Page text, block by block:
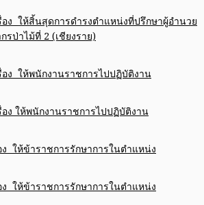
อง ให้สิ้นสุดการดำรงตำแหน่งที่ปรึกษาผู้อำนวย
รป่าไม้ที่ 2 (เชียงราย)
อง ให้พนักงานราชการไปปฏิบัติงาน
อง ให้พนักงานราชการไปปฏิบัติงาน
ง ให้ข้าราชการรักษาการในตำแหน่ง
ง ให้ข้าราชการรักษาการในตำแหน่ง